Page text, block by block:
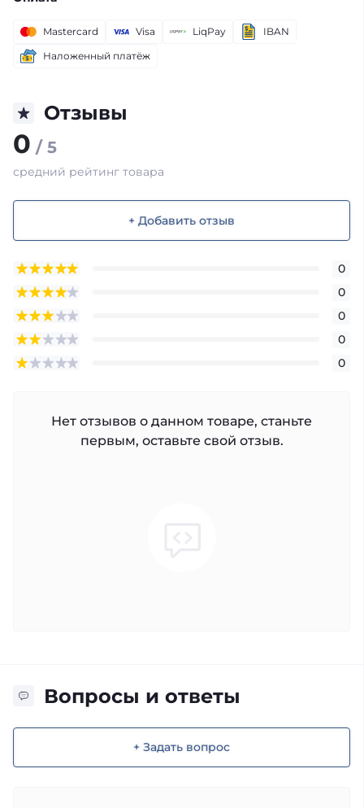
Mastercard Visa LiqPay
IBAN
Наложенный платёж
Отзывы
0 / 5
средний рейтинг товара
+ Добавить отзыв
0
0
0
0
0
Нет отзывов о данном товаре, станьте
первым, оставьте свой отзыв.
Вопросы и ответы
+ Задать вопрос